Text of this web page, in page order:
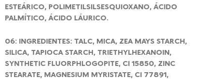
ESTEÁRICO, POLIMETILSILSESQUIOXANO, ÁCIDO
PALMÍTICO, ÁCIDO LÁURICO.
06: INGREDIENTES: TALC, MICA, ZEA MAYS STARCH,
SILICA, TAPIOCA STARCH, TRIETHYLHEXANOIN,
SYNTHETIC FLUORPHLOGOPITE, CI 15850, ZINC
STEARATE, MAGNESIUM MYRISTATE, CI 77891,